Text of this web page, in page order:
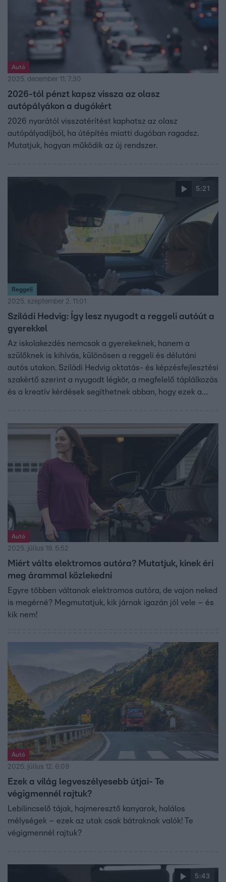
Autó
2025. december 11. 7:30
2026-tól pénzt kapsz vissza az olasz
autópályákon a dugókért
2026 nyarától visszatérítést kaphatsz az olasz
autópályadíjból, ha útépítés miatti dugóban ragadsz.
Mutatjuk, hogyan működik az új rendszer.
5:21
Reggeli
2025. szeptember 2. 11:01
Sziládi Hedvig: Így lesz nyugodt a reggeli autóút a
gyerekkel
Az iskolakezdés nemcsak a gyerekeknek, hanem a
szülőknek is kihívás, különösen a reggeli és délutáni
autós utakon. Sziládi Hedvig oktatás- és képzésfejlesztési
szakértő szerint a nyugodt légkör, a megfelelő táplálkozás
és a kreatív kérdések segíthetnek abban, hogy ezek a
teremtsünk pozitív hangulatot az autóban. Mindez
nemcsak a gyerek, hanem az egész család napját jobbá
Autó
2025. július 19. 5:52
Miért válts elektromos autóra? Mutatjuk, kinek éri
meg árammal közlekedni
Egyre többen váltanak elektromos autóra, de vajon neked
is megérné? Megmutatjuk, kik járnak igazán jól vele – és
kik nem!
Autó
2025. július 12. 6:09
Ezek a világ legveszélyesebb útjai- Te
végigmennél rajtuk?
Lebilincselő tájak, hajmeresztő kanyarok, halálos
mélységek – ezek az utak csak bátraknak valók! Te
végigmennél rajtuk?
5:43